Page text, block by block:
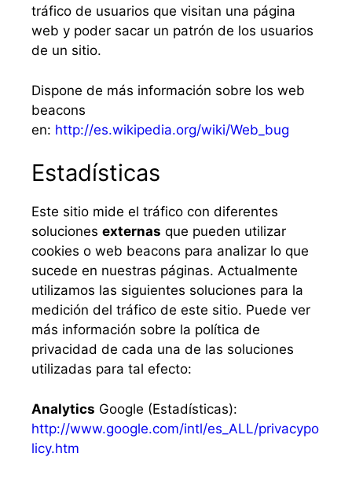
tráfico de usuarios que visitan una página
web y poder sacar un patrón de los usuarios
de un sitio.
Dispone de más información sobre los web
beacons
en: http://es.wikipedia.org/wiki/Web_bug
Estadísticas
Este sitio mide el tráfico con diferentes
soluciones externas que pueden utilizar
cookies o web beacons para analizar lo que
sucede en nuestras páginas. Actualmente
utilizamos las siguientes soluciones para la
medición del tráfico de este sitio. Puede ver
más información sobre la política de
privacidad de cada una de las soluciones
utilizadas para tal efecto:
Analytics Google (Estadísticas):
http://www.google.com/intl/es_ALL/privacypo
licy.htm